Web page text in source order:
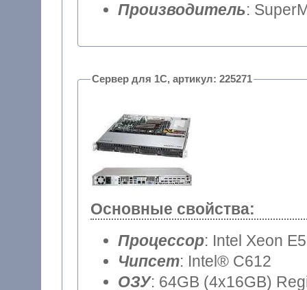
Производитель:
Сервер для 1С, артикул: 225271
Основные свойства:
Процессор: Intel Xeon
Чипсет: Intel® C612
ОЗУ: 64GB (4x16GB)